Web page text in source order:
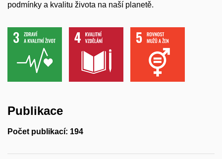
podmínky a kvalitu života na naší planetě.
Publikace
Počet publikací: 194